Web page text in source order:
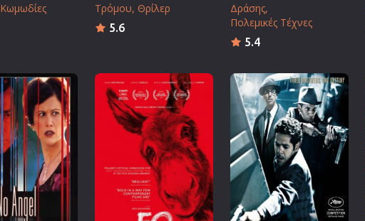
Κωμωδίες
Τρόμου Θρίλερ
5.6
Δράσης
Πολεμικές Τέχνες
5.4